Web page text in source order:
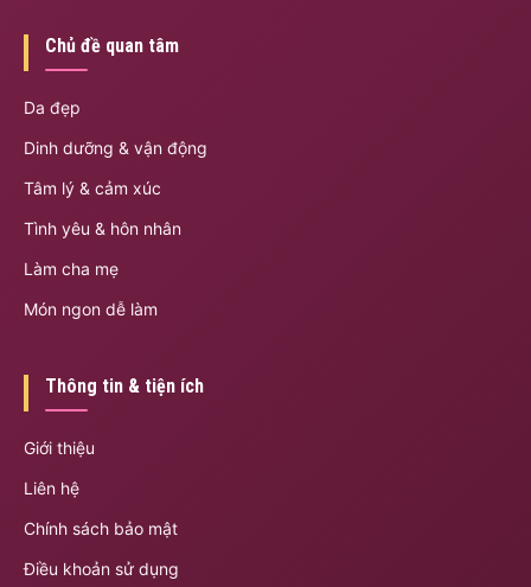
Chủ đề quan tâm
Da đẹp
Dinh dưỡng & vận động
Tâm lý & cảm xúc
Tình yêu & hôn nhân
Làm cha mẹ
Món ngon dễ làm
Thông tin & tiện ích
Giới thiệu
Liên hệ
Chính sách bảo mật
Điều khoản sử dụng